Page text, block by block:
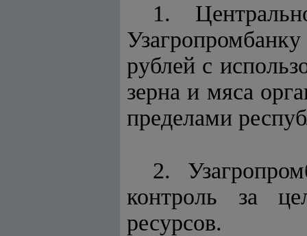
1.
рублей с
зерна и мяса
пределами
2.
контроль за
ресурсов.